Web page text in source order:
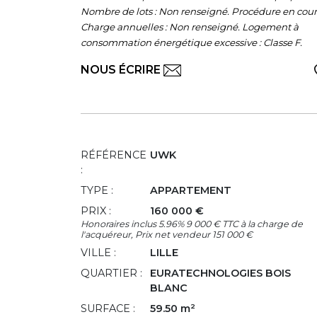
Nombre de lots : Non renseigné. Procédure en
Charge annuelles : Non renseigné. Logement à
consommation énergétique excessive : Classe F.
NOUS ÉCRIRE
RÉFÉRENCE
:
UWK
TYPE :
APPARTEMENT
PRIX :
160 000 €
Honoraires inclus 5.96% 9 000 € TTC à la charge de
l'acquéreur, Prix net vendeur 151 000 €
VILLE :
LILLE
QUARTIER :
EURATECHNOLOGIES BOIS
BLANC
SURFACE :
59.50 m²